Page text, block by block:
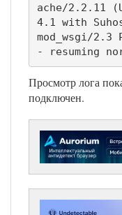
ache/2.2.11
4.1 with
mod_wsgi/
Просмотр лога
подключен.